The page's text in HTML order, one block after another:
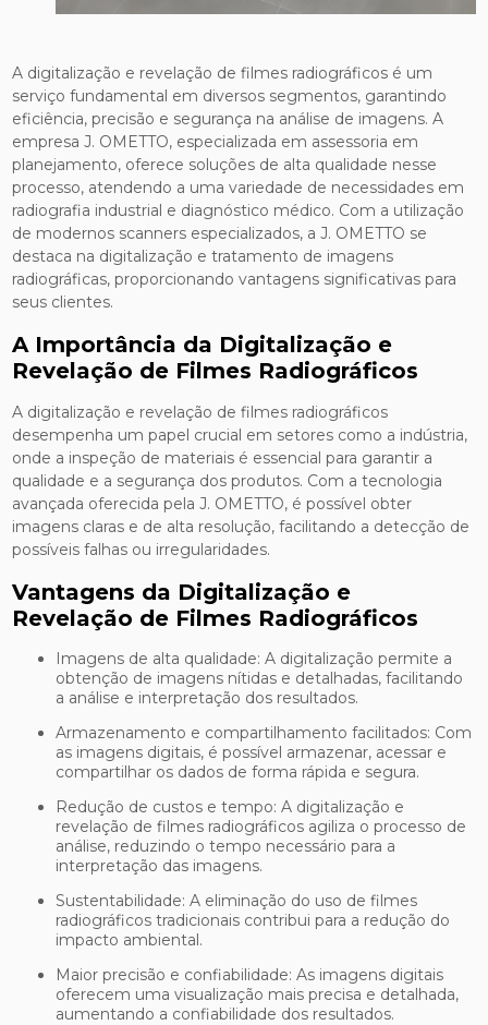
A digitalização e revelação de filmes radiográficos é um
serviço fundamental em diversos segmentos, garantindo
eficiência, precisão e segurança na análise de imagens. A
empresa J. OMETTO, especializada em assessoria em
planejamento, oferece soluções de alta qualidade nesse
processo, atendendo a uma variedade de necessidades em
radiografia industrial e diagnóstico médico. Com a utilização
de modernos scanners especializados, a J. OMETTO se
destaca na digitalização e tratamento de imagens
radiográficas, proporcionando vantagens significativas para
seus clientes.
A Importância da Digitalização e
Revelação de Filmes Radiográficos
A digitalização e revelação de filmes radiográficos
desempenha um papel crucial em setores como a indústria,
onde a inspeção de materiais é essencial para garantir a
qualidade e a segurança dos produtos. Com a tecnologia
avançada oferecida pela J. OMETTO, é possível obter
imagens claras e de alta resolução, facilitando a detecção de
possíveis falhas ou irregularidades.
Vantagens da Digitalização e
Revelação de Filmes Radiográficos
Imagens de alta qualidade: A digitalização permite a
obtenção de imagens nítidas e detalhadas, facilitando
a análise e interpretação dos resultados.
Armazenamento e compartilhamento facilitados: Com
as imagens digitais, é possível armazenar, acessar e
compartilhar os dados de forma rápida e segura.
Redução de custos e tempo: A digitalização e
revelação de filmes radiográficos agiliza o processo de
análise, reduzindo o tempo necessário para a
interpretação das imagens.
Sustentabilidade: A eliminação do uso de filmes
radiográficos tradicionais contribui para a redução do
impacto ambiental.
Maior precisão e confiabilidade: As imagens digitais
oferecem uma visualização mais precisa e detalhada,
aumentando a confiabilidade dos resultados.